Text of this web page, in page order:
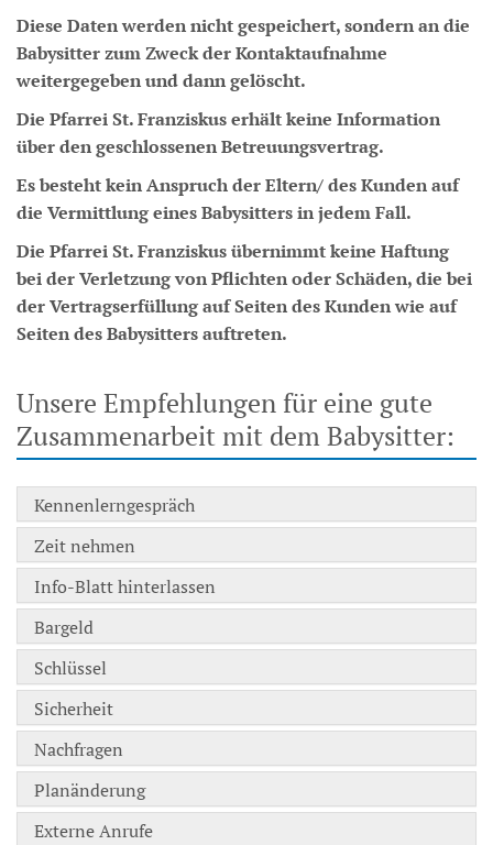
Diese Daten werden nicht gespeichert, sondern an die
Babysitter zum Zweck der Kontaktaufnahme
weitergegeben und dann gelöscht.
Die Pfarrei St. Franziskus erhält keine Information
über den geschlossenen Betreuungsvertrag.
Es besteht kein Anspruch der Eltern/ des Kunden auf
die Vermittlung eines Babysitters in jedem Fall.
Die Pfarrei St. Franziskus übernimmt keine Haftung
bei der Verletzung von Pflichten oder Schäden, die bei
der Vertragserfüllung auf Seiten des Kunden wie auf
Seiten des Babysitters auftreten.
Unsere Empfehlungen für eine gute
Zusammenarbeit mit dem Babysitter:
Kennenlerngespräch
Zeit nehmen
Info-Blatt hinterlassen
Bargeld
Schlüssel
Sicherheit
Nachfragen
Planänderung
Externe Anrufe